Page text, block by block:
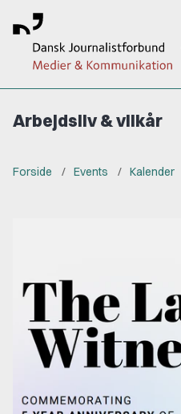
Arbejdsliv & vilkår
Forside Events Kalender